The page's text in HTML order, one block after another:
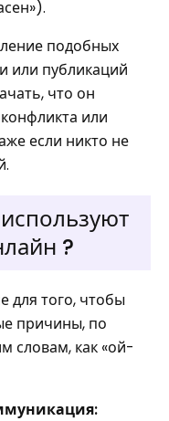
подобных
или публикаций
что он
или
если никто не
?
для того, чтобы
причины, по
словам, как «ой-